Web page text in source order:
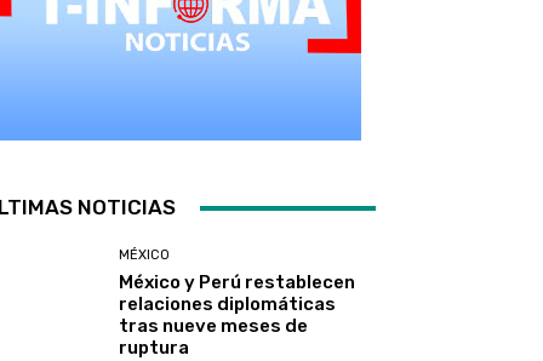
NOTICIAS
MÉXICO
México y Perú restablecen
relaciones diplomáticas
tras nueve meses de
ruptura